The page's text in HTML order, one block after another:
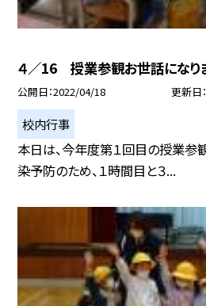
４／16 授業参観お世話になり
公開日 2022/04/18 更新日
校内行事
本日は、今年度第１回目の授業参
染予防のため、１時間目と３...